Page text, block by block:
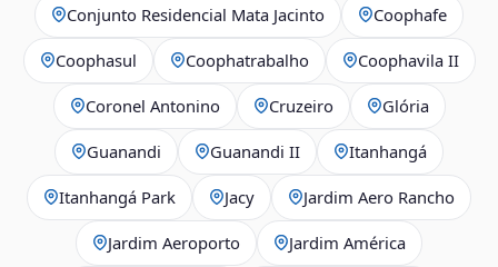
Conjunto Residencial Mata Jacinto Coophafe
Coophasul Coophatrabalho Coophavila II
Coronel Antonino Cruzeiro Glória
Guanandi Guanandi II Itanhangá
Itanhangá Park Jacy Jardim Aero Rancho
Jardim Aeroporto Jardim América